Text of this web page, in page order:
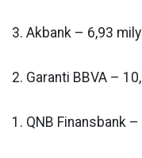
3. Akbank – 6,93
2. Garanti BBVA –
1. QNB Finansbank